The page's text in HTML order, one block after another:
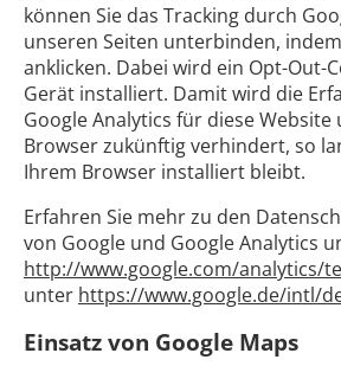
können Sie das Tracking durch
unseren Seiten unterbinden,
anklicken. Dabei wird ein Opt-Out-
Gerät installiert. Damit wird die
Google Analytics für diese Website
Browser zukünftig verhindert, so
Ihrem Browser installiert bleibt.
Erfahren Sie mehr zu den
von Google und Google Analytics
http://www.google.com/analytics/
unter https://www.google.de/intl/
Einsatz von Google Maps